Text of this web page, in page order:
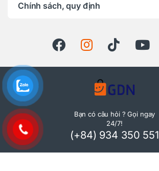
Chính sách, quy định
Bạn có câu hỏi ? Gọi ngay
24/7!
(+84) 934 350 551